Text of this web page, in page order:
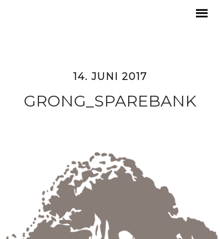
14. JUNI 2017
GRONG_SPAREBANK